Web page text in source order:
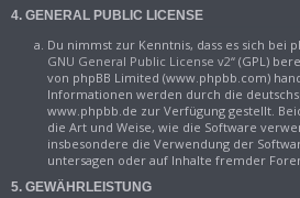
4. GENERAL PUBLIC LICENSE
Du nimmst zur Kenntnis, dass es sich bei
GNU General Public License v2“ (GPL)
von phpBB Limited (www.phpbb.com)
Informationen werden durch die
www.phpbb.de zur Verfügung gestellt.
die Art und Weise, wie die Software
insbesondere die Verwendung der
untersagen oder auf Inhalte fremder
5. GEWÄHRLEISTUNG